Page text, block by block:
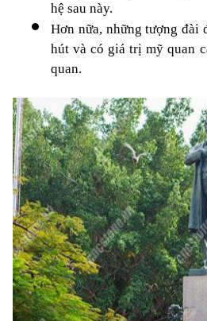
hệ sau này.
Hơn nữa, những tượng đài
hút và có giá trị mỹ quan
quan.